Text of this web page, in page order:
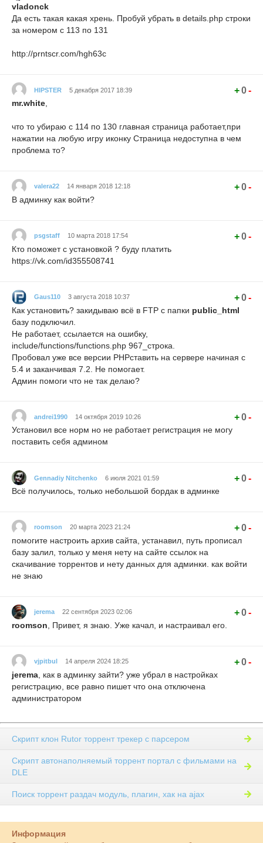
vladonck
Да есть такая какая хрень. Пробуй убрать в details.php строки
за номером с 113 по 131
http://prntscr.com/hgh63c
HIPSTER 5 декабря 2017 18:39 +0-
mr.white,
что то убираю с 114 по 130 главная страница работает,при
нажатии на любую игру иконку Страница недоступна в чем
проблема то?
valera22 14 января 2018 12:18 +0-
В админку как войти?
psgstaff 10 марта 2018 17:54 +0-
Кто поможет с установкой ? буду платить
https://vk.com/id355508741
Gaus110 3 августа 2018 10:37 +0-
Как установить? закидываю всё в FTP с папки public_html
базу подключил.
Не работает, ссылается на ошибку,
include/functions/functions.php 967_строка.
Пробовал уже все версии PHPставить на сервере начиная с
5.4 и заканчивая 7.2. Не помогает.
Админ помоги что не так делаю?
andrei1990 14 октября 2019 10:26 +0-
Установил все норм но не работает регистрация не могу
поставить себя админом
Gennadiy Nitchenko 6 июля 2021 01:59 +0-
Всё получилось, только небольшой бордак в админке
roomson 20 марта 2023 21:24 +0-
помогите настроить архив сайта, устанавил, путь прописал
базу залил, только у меня нету на сайте ссылок на
скачивание торрентов и нету данных для админки. как войти
не знаю
jerema 22 сентября 2023 02:06 +0-
roomson , Привет, я знаю. Уже качал, и настраивал его.
vjpitbul 14 апреля 2024 18:25 +0-
jerema , как в админку зайти? уже убрал в настройках
регистрацию, все равно пишет что она отключена
администратором
Скрипт клон Rutor торрент трекер с парсером
Скрипт автонаполняемый торрент портал с фильмами на
DLE
Поиск торрент раздач модуль, плагин, хак на ajax
Информация